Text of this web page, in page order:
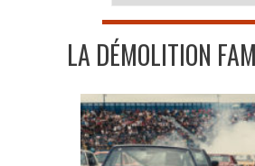
LA DÉMOLITION